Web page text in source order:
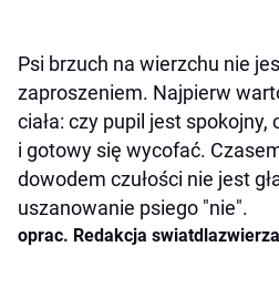
Psi brzuch na wierzchu nie
zaproszeniem. Najpierw
ciała: czy pupil jest
i gotowy się wycofać.
dowodem czułości nie jest
uszanowanie psiego "nie".
oprac. Redakcja